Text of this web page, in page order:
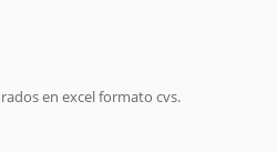
en excel formato cvs.